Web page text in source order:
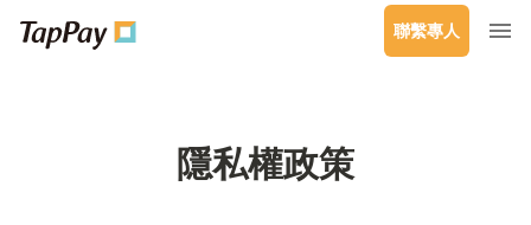
聯繫專人
隱私權政策